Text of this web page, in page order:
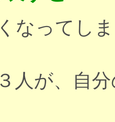
なってし
人が、自